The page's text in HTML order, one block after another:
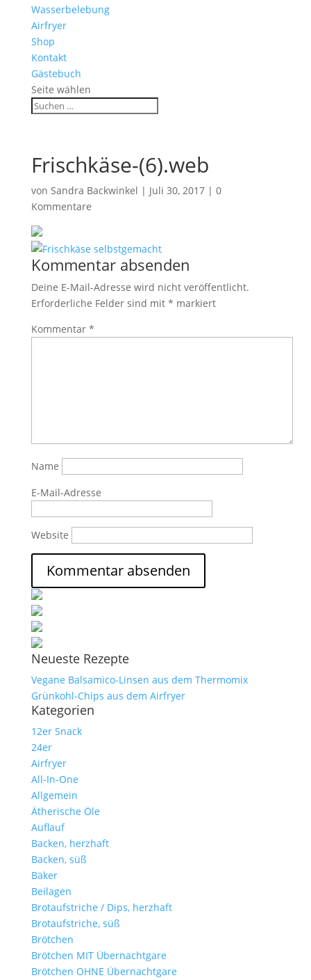
Wasserbelebung
Airfryer
Shop
Kontakt
Gästebuch
Seite wählen
Frischkäse-(6).web
von Sandra Backwinkel | Juli 30, 2017| 0
Kommentare
Kommentar absenden
Deine E-Mail-Adresse wird nicht veröffentlicht.
Erforderliche Felder sind mit * markiert
Kommentar *
Name
E-Mail-Adresse
Website
Neueste Rezepte
Vegane Balsamico-Linsen aus dem Thermomix
Grünkohl-Chips aus dem Airfryer
Kategorien
12er Snack
24er
Airfryer
All-In-One
Allgemein
Ätherische Öle
Auflauf
Backen, herzhaft
Backen, süß
Bäker
Beilagen
Brotaufstriche / Dips, herzhaft
Brotaufstriche, süß
Brötchen
Brötchen MIT Übernachtgare
Brötchen OHNE Übernachtgare